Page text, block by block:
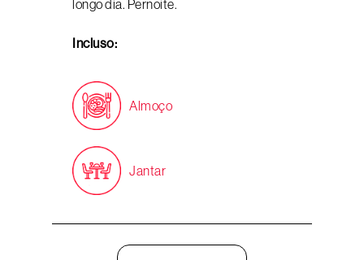
longo dia. Pernoite.
Incluso:
Almoço
Jantar